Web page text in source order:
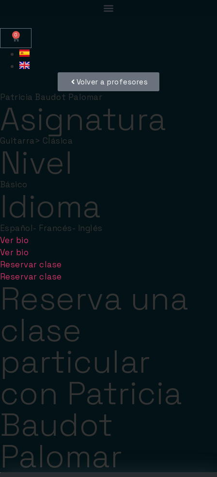
0
Volver a profesores
Patricia Baudot Palomar
Asignatura
Guitarra> Clásica
Nivel
Básico
Idioma
Español- Francés- Inglés
Ver bio
Ver bio
Reservar clase
Reservar clase
Reserva una
clase
particular
con Patricia
Baudot
Palomar